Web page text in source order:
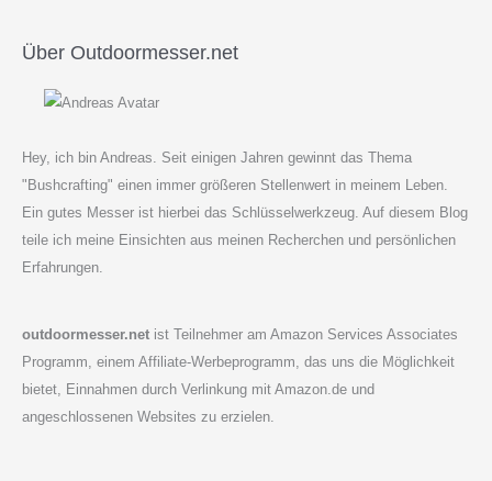
Über Outdoormesser.net
Hey, ich bin Andreas. Seit einigen Jahren gewinnt das Thema
"Bushcrafting" einen immer größeren Stellenwert in meinem Leben.
Ein gutes Messer ist hierbei das Schlüsselwerkzeug. Auf diesem Blog
teile ich meine Einsichten aus meinen Recherchen und persönlichen
Erfahrungen.
outdoormesser.netist Teilnehmer am Amazon Services Associates
Programm, einem Affiliate-Werbeprogramm, das uns die Möglichkeit
bietet, Einnahmen durch Verlinkung mit Amazon.de und
angeschlossenen Websites zu erzielen.